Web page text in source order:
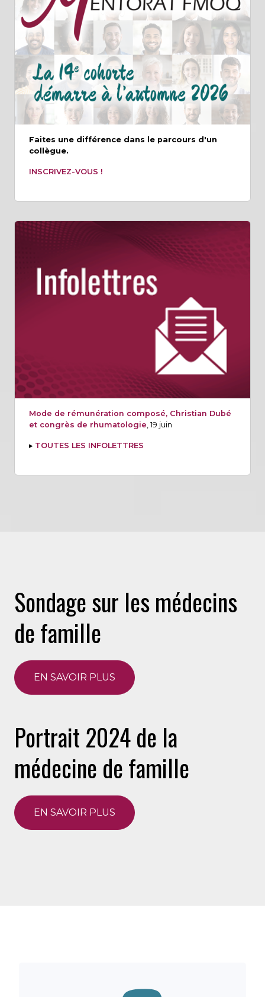
Faites une différence dans le parcours d'un
collègue.
INSCRIVEZ-VOUS !
Mode de rémunération composé, Christian Dubé
et congrès de rhumatologie , 19 juin
▸ TOUTES LES INFOLETTRES
Sondage sur les médecins
de famille
EN SAVOIR PLUS
Portrait 2024 de la
médecine de famille
EN SAVOIR PLUS